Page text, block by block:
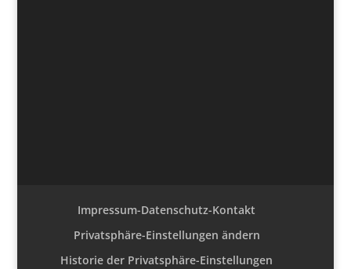
Impressum-Datenschutz-Kontakt
Privatsphäre-Einstellungen ändern
Historie der Privatsphäre-Einstellungen